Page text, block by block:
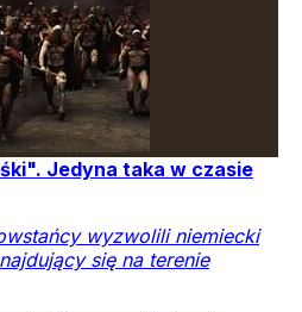
Jedyna taka w czasie
wyzwolili niemiecki
się na terenie